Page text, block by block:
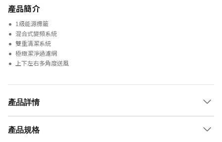
產品簡介
1級能源標籤
混合式變頻系統
雙重清潔系統
極緻潔淨過濾網
上下左右多角度送風
產品詳情
產品規格